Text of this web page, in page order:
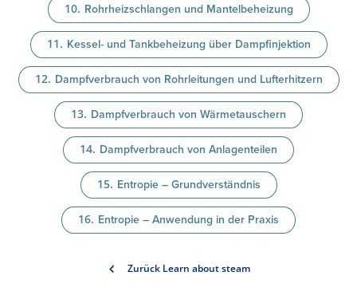
Rohrheizschlangen und Mantelbeheizung
Kessel- und Tankbeheizung über Dampfinjektion
Dampfverbrauch von Rohrleitungen und Lufterhitzern
Dampfverbrauch von Wärmetauschern
Dampfverbrauch von Anlagenteilen
Entropie – Grundverständnis
Entropie – Anwendung in der Praxis
Zurück Learn about steam